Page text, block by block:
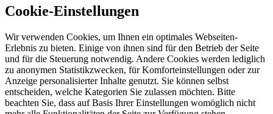
Cookie-Einstellungen
Wir verwenden Cookies, um Ihnen ein optimales Webseiten-
Erlebnis zu bieten. Einige von ihnen sind für den Betrieb der Seite
und für die Steuerung notwendig. Andere Cookies werden lediglich
zu anonymen Statistikzwecken, für Komforteinstellungen oder zur
Anzeige personalisierter Inhalte genutzt. Sie können selbst
entscheiden, welche Kategorien Sie zulassen möchten. Bitte
beachten Sie, dass auf Basis Ihrer Einstellungen womöglich nicht